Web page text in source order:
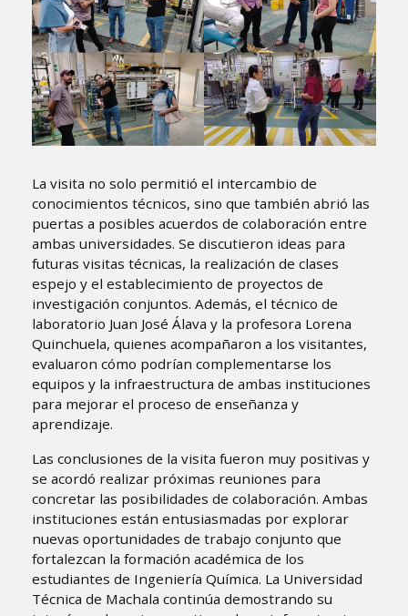
La visita no solo permitió el intercambio de
conocimientos técnicos, sino que también abrió las
puertas a posibles acuerdos de colaboración entre
ambas universidades. Se discutieron ideas para
futuras visitas técnicas, la realización de clases
espejo y el establecimiento de proyectos de
investigación conjuntos. Además, el técnico de
laboratorio Juan José Álava y la profesora Lorena
Quinchuela, quienes acompañaron a los visitantes,
evaluaron cómo podrían complementarse los
equipos y la infraestructura de ambas instituciones
para mejorar el proceso de enseñanza y
aprendizaje.
Las conclusiones de la visita fueron muy positivas y
se acordó realizar próximas reuniones para
concretar las posibilidades de colaboración. Ambas
instituciones están entusiasmadas por explorar
nuevas oportunidades de trabajo conjunto que
fortalezcan la formación académica de los
estudiantes de Ingeniería Química. La Universidad
Técnica de Machala continúa demostrando su